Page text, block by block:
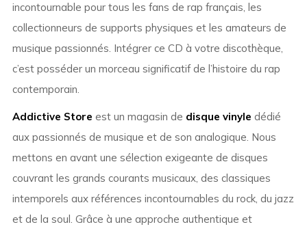
incontournable pour tous les fans de rap français, les
collectionneurs de supports physiques et les amateurs de
musique passionnés. Intégrer ce CD à votre discothèque,
c’est posséder un morceau significatif de l’histoire du rap
contemporain.
Addictive Store est un magasin de disque vinyle dédié
aux passionnés de musique et de son analogique. Nous
mettons en avant une sélection exigeante de disques
couvrant les grands courants musicaux, des classiques
intemporels aux références incontournables du rock, du jazz
et de la soul. Grâce à une approche authentique et